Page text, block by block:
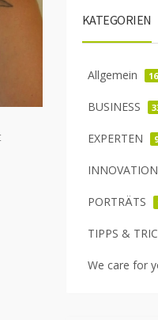
KATEGORIEN
Allgemein
BUSINESS
EXPERTEN
INNOVATION
PORTRÄTS
TIPPS &
We care for